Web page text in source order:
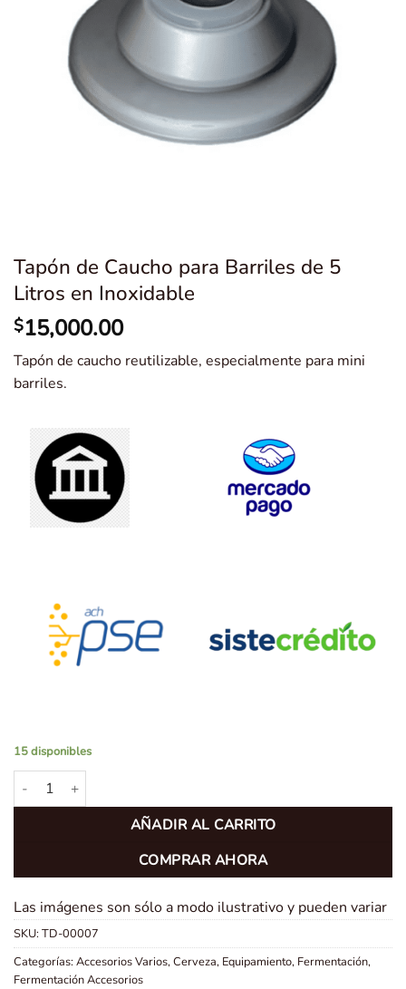
Tapón de Caucho para Barriles de 5
Litros en Inoxidable
$15,000.00
Tapón de caucho reutilizable, especialmente para mini
barriles.
15 disponibles
Tapón de Caucho para Barriles de 5 Litros en Inoxidable cantidad
AÑADIR AL CARRITO
COMPRAR AHORA
Las imágenes son sólo a modo ilustrativo y pueden variar
SKU: TD-00007
Categorías: Accesorios Varios,Cerveza, Equipamiento, Fermentación,
Fermentación Accesorios